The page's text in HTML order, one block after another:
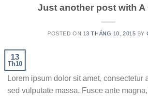
Just another post with A
POSTED ON 13 THÁNG 10, 2015 BY
13
Th10
Lorem ipsum dolor sit amet, consectetur
sed vulputate massa. Fusce ante